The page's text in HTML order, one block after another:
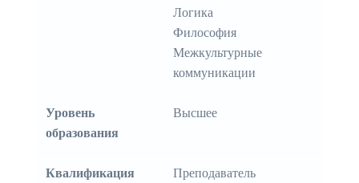
Логика
Философия
Межкультурные
коммуникации
Уровень
образования
Высшее
Квалификация
Преподаватель